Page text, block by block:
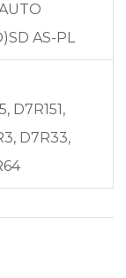
AS-PL
D7R151,
D7R33,